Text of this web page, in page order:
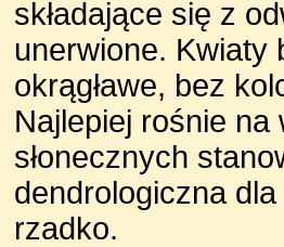
składające się z
unerwione. Kwiaty
okrągławe, bez
Najlepiej rośnie
słonecznych
dendrologiczna
rzadko.